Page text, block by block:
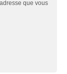
que vous